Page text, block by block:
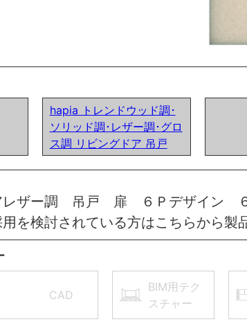
hapia トレンドウッド調･
ソリッド調･レザー調･グロ
ス調 リビングドア 吊戸
レザー調 吊戸 扉 ６Ｐデザイン
を検討されている方はこちらから製
CAD
BIM用テク
スチャー